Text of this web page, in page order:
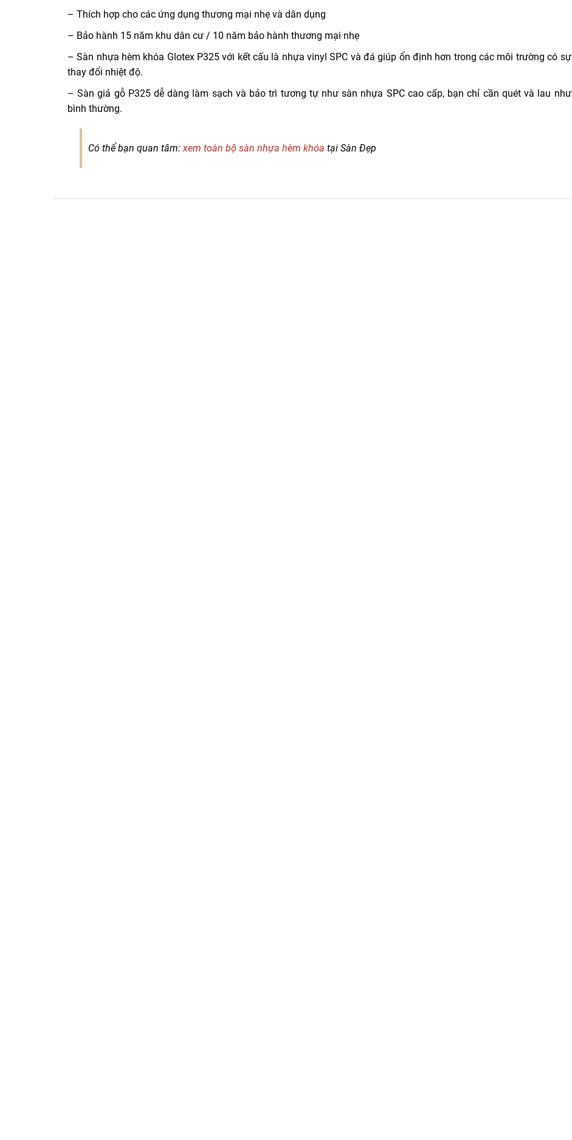
– Thích hợp cho các ứng dụng thương mại nhẹ và dân dụng
– Bảo hành 15 năm khu dân cư / 10 năm bảo hành thương mại nhẹ
– Sàn nhựa hèm khóa Glotex P325 với kết cấu là nhựa vinyl SPC và đá giúp ổn định hơn trong các môi trường có sự
thay đổi nhiệt độ.
– Sàn giả gỗ P325 dễ dàng làm sạch và bảo trì tương tự như sàn nhựa SPC cao cấp, bạn chỉ cần quét và lau như
bình thường.
Có thể bạn quan tâm:xem toàn bộ sàn nhựa hèm khóa tại Sàn Đẹp